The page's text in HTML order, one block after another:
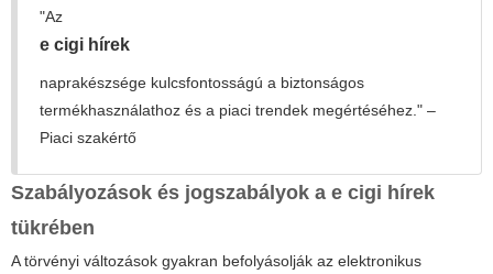
"Az
e cigi hírek
naprakészsége kulcsfontosságú a biztonságos
termékhasználathoz és a piaci trendek megértéséhez." –
Piaci szakértő
Szabályozások és jogszabályok a e cigi hírek
tükrében
A törvényi változások gyakran befolyásolják az elektronikus